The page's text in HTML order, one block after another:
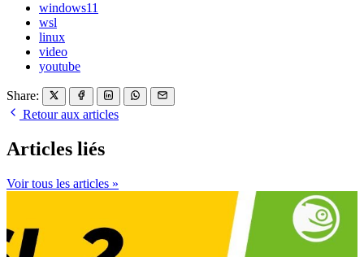
windows11
wsl
linux
video
youtube
Share:
Retour aux articles
Articles liés
Voir tous les articles »